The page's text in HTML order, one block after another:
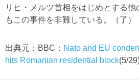
リヒ・メルツ首相をはじめとする
もこの事件を非難している。（了）
出典元：BBC： Nato and EU
hits Romanian residential block(5/